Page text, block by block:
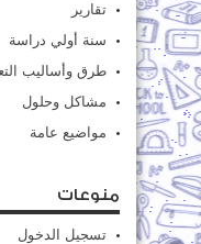
تقارير
سنة أولي دراسة
طرق وأساليب
مشاكل وحلول
مواضيع عامة
منوعات
تسجيل الدخول